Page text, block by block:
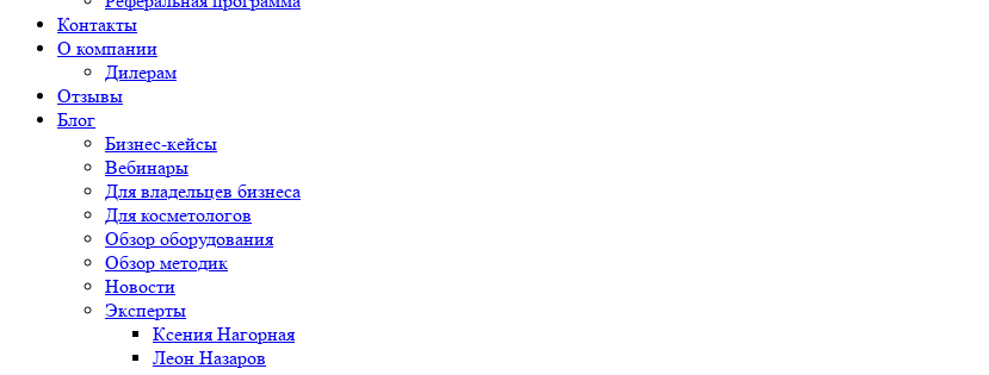
Контакты
О компании
Дилерам
Отзывы
Блог
Бизнес-кейсы
Вебинары
Для владельцев бизнеса
Для косметологов
Обзор оборудования
Обзор методик
Новости
Эксперты
Ксения Нагорная
Леон Назаров